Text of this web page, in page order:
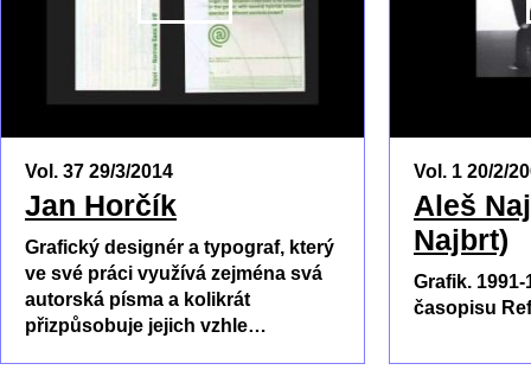
Vol. 37 29/3/2014
Jan Horčík
Grafický designér a typograf, který
ve své práci využívá zejména svá
autorská písma a kolikrát
přizpůsobuje jejich vzhle…
Vol. 1 20/2/
Aleš
Najbrt)
Grafik.
časopisu